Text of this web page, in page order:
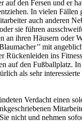
auf den Fersen und er
In vielen Fällen
auch anderen
sie führen
an ihren Häusern oder
mit
Rückenleiden ins
auf den Fußballplatz.
als sehr
Verdacht einen
nicht und nehmen